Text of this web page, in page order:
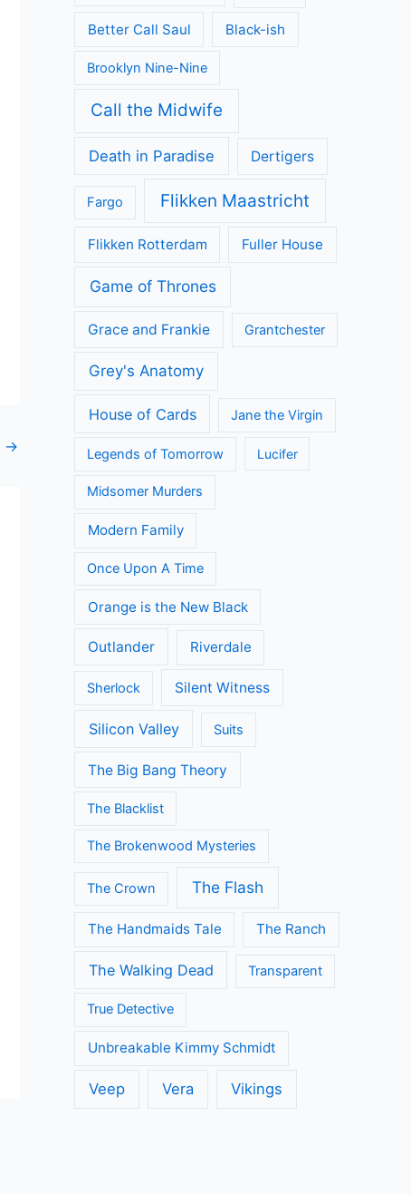
→
Better Call Saul Black-ish
Brooklyn Nine-Nine
Call the Midwife
Death in Paradise Dertigers
Fargo Flikken Maastricht
Flikken Rotterdam Fuller House
Game of Thrones
Grace and Frankie Grantchester
Grey's Anatomy
House of Cards Jane the Virgin
Legends of Tomorrow Lucifer
Midsomer Murders
Modern Family
Once Upon A Time
Orange is the New Black
Outlander Riverdale
Sherlock Silent Witness
Silicon Valley Suits
The Big Bang Theory
The Blacklist
The Brokenwood Mysteries
The Crown The Flash
The Handmaids Tale The Ranch
The Walking Dead Transparent
True Detective
Unbreakable Kimmy Schmidt
Veep Vera Vikings